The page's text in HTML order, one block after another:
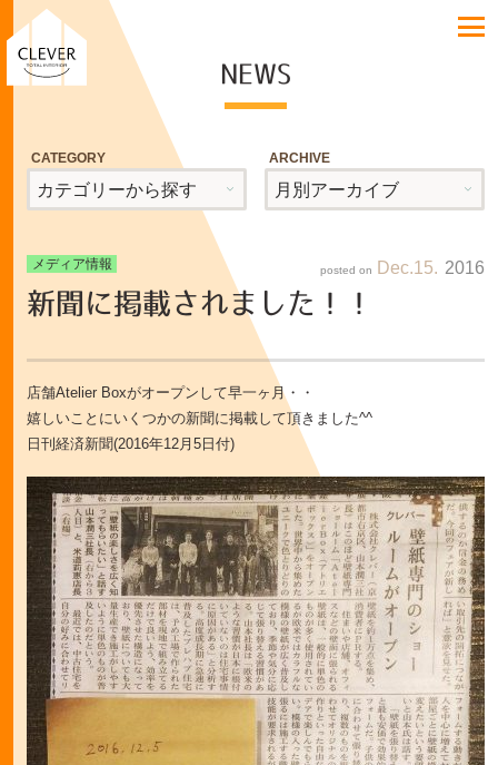
NEWS
CATEGORY ARCHIVE
Dec 15 2016
メディア情報
新聞に掲載されました！！
店舗Atelier Boxがオープンして早一ヶ月・・
嬉しいことにいくつかの新聞に掲載して頂きました^^
日刊経済新聞(2016年12月5日付)